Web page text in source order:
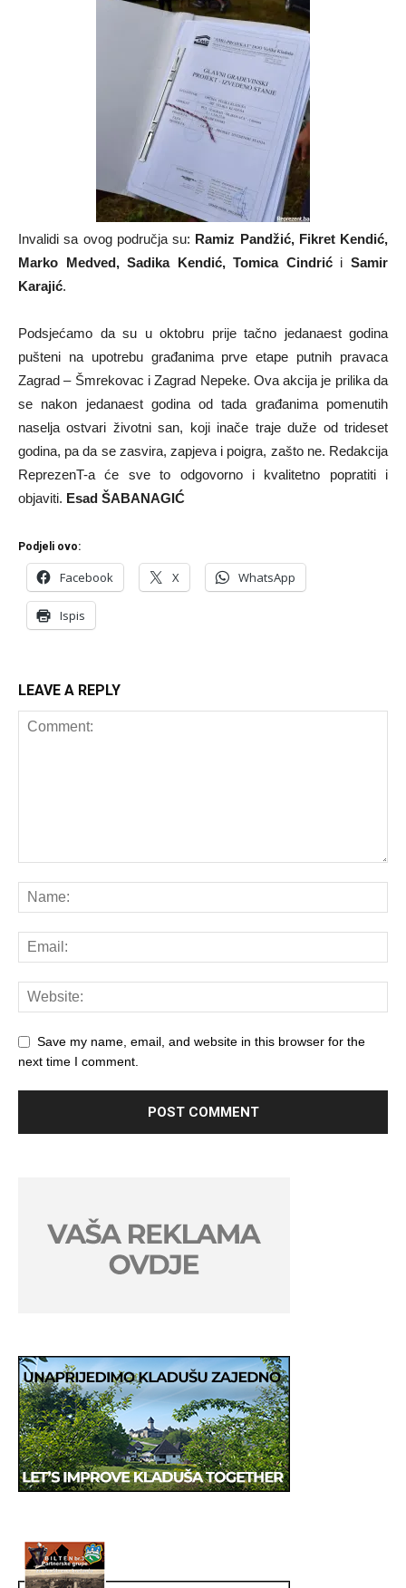
Invalidi sa ovog područja su: Ramiz Pandžić, Fikret Kendić,
Marko Medved, Sadika Kendić, Tomica CindrićiSamir
Karajić.
Podsjećamo da su u oktobru prije tačno jedanaest godina
pušteni na upotrebu građanima prve etape putnih pravaca
Zagrad – Šmrekovac i Zagrad Nepeke. Ova akcija je prilika da
se nakon jedanaest godina od tada građanima pomenutih
naselja ostvari životni san, koji inače traje duže od trideset
godina, pa da se zasvira, zapjeva i poigra, zašto ne. Redakcija
ReprezenT-a će sve to odgovorno i kvalitetno popratiti i
objaviti. Esad ŠABANAGIĆ
Podjeli ovo:
Facebook X WhatsApp
Ispis
LEAVE A REPLY
Save my name, email, and website in this browser for the
next time I comment.